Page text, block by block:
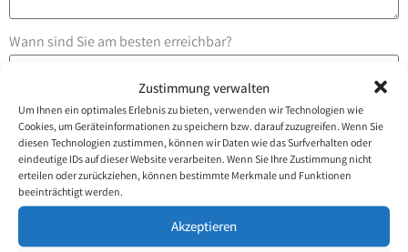
Zustimmung verwalten
Um Ihnen ein optimales Erlebnis zu bieten, verwenden wir Technologien wie
Cookies, um Geräteinformationen zu speichern bzw. darauf zuzugreifen. Wenn Sie
diesen Technologien zustimmen, können wir Daten wie das Surfverhalten oder
eindeutige IDs auf dieser Website verarbeiten. Wenn Sie Ihre Zustimmung nicht
erteilen oder zurückziehen, können bestimmte Merkmale und Funktionen
beeinträchtigt werden.
Akzeptieren
Wann sind Sie am besten erreichbar?
Wie wünschen Sie, dass ich Sie kontaktiere?